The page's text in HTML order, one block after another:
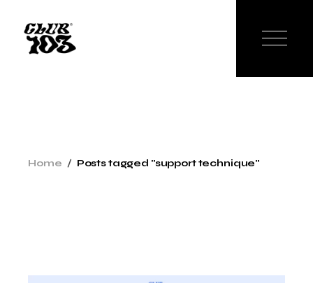
content
Home Posts tagged "support technique"